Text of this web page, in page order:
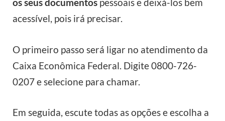
os seus documentos pessoais e deixá-los bem
acessível, pois irá precisar.
O primeiro passo será ligar no atendimento da
Caixa Econômica Federal. Digite 0800-726-
0207 e selecione para chamar.
Em seguida, escute todas as opções e escolha a